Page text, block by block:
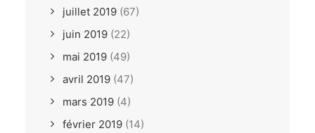
juillet 2019 (67)
juin 2019 (22)
mai 2019 (49)
avril 2019 (47)
mars 2019 (4)
février 2019 (14)